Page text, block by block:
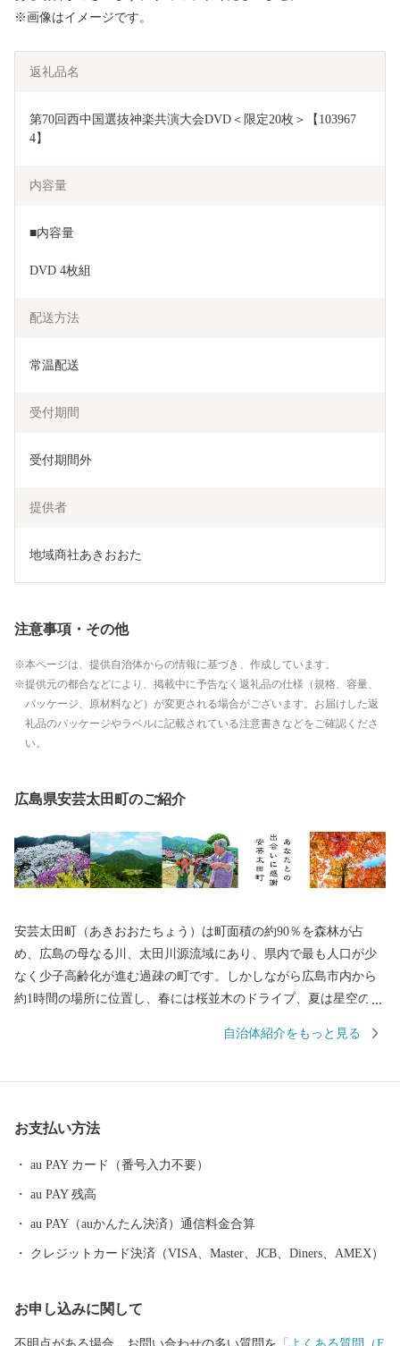
※画像はイメージです。
返礼品名
第70回西中国選抜神楽共演大会DVD＜限定20枚＞【103967
4】
内容量
■内容量
DVD 4枚組
配送方法
常温配送
受付期間
受付期間外
提供者
地域商社あきおおた
注意事項・その他
本ページは、提供自治体からの情報に基づき、作成しています。
提供元の都合などにより、掲載中に予告なく返礼品の仕様（規格、容量、
パッケージ、原材料など）が変更される場合がございます。お届けした返
礼品のパッケージやラベルに記載されている注意書きなどをご確認くださ
い。
広島県安芸太田町のご紹介
安芸太田町（あきおおたちょう）は町面積の約90％を森林が占
め、広島の母なる川、太田川源流域にあり、県内で最も人口が少
なく少子高齢化が進む過疎の町です。しかしながら広島市内から
約1時間の場所に位置し、春には桜並木のドライブ、夏は星空のよ
色。四季折々、里山の風景があふれています。ぷらっと寄りたく
いと願っています。 みなさんの温かいご支援、お待ちしており
自治体紹介をもっと見る
お支払い方法
au PAY カード（番号入力不要）
au PAY 残高
au PAY（auかんたん決済）通信料金合算
クレジットカード決済（VISA、Master、JCB、Diners、AMEX）
お申し込みに関して